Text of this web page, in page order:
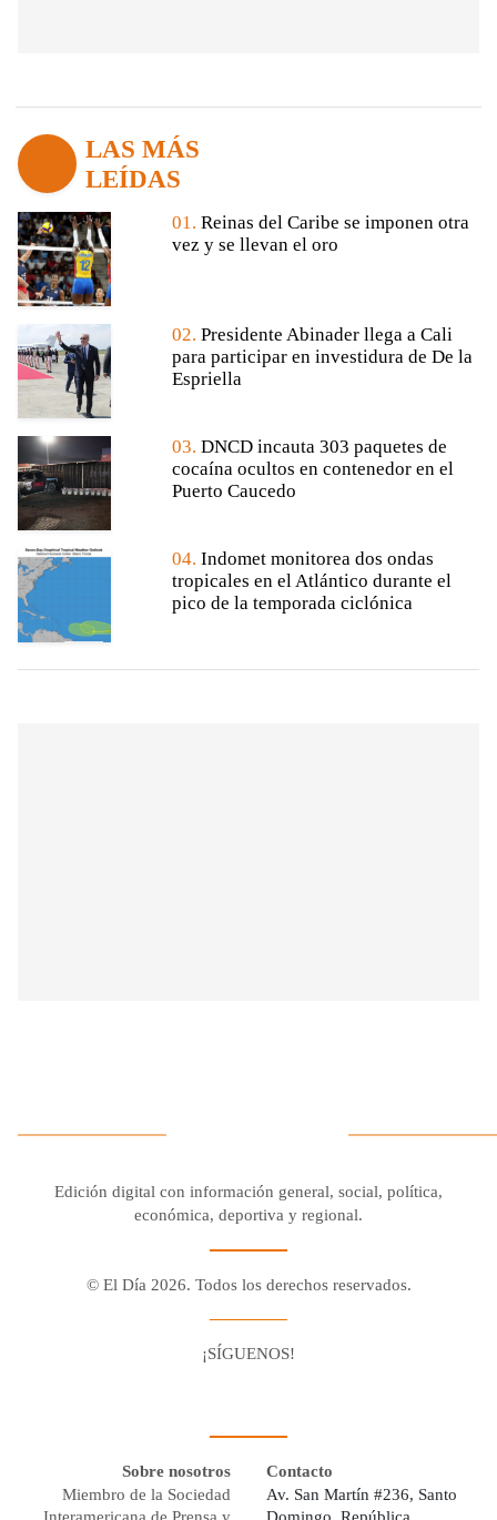
LAS MÁS
LEÍDAS
01. Reinas del Caribe se imponen otra
vez y se llevan el oro
02. Presidente Abinader llega a Cali
para participar en investidura de De la
Espriella
03. DNCD incauta 303 paquetes de
cocaína ocultos en contenedor en el
Puerto Caucedo
04. Indomet monitorea dos ondas
tropicales en el Atlántico durante el
pico de la temporada ciclónica
Edición digital con información general, social, política,
económica, deportiva y regional.
© El Día 2026. Todos los derechos reservados.
¡SÍGUENOS!
Sobre nosotros
Miembro de la Sociedad
Interamericana de Prensa y
Contacto
Av. San Martín #236, Santo
Domingo, República